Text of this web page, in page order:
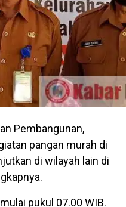
Pembangunan,
pangan murah di
di wilayah lain di
pukul 07.00 WIB.